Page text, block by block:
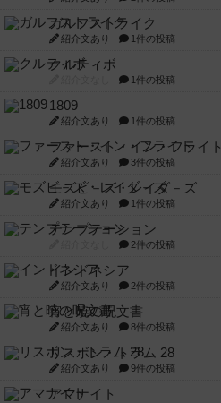
ガルフストライク
紹介文あり 1件の投稿
クルティボ
1件の投稿
1809
紹介文あり 1件の投稿
ファースト・イン・フライト
紹介文あり 3件の投稿
モズビ－ズ・レイダ－ズ
紹介文あり 1件の投稿
テンプテーション
2件の投稿
インドネシア
紹介文あり 2件の投稿
宵と暁の呪文書
紹介文あり 8件の投稿
リスボン・トラム 28
紹介文あり 9件の投稿
アマナイト